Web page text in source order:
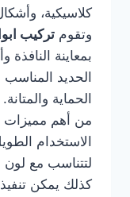
كلاسيكية،
وتقوم تركيب
بمعاينة
الحديد
الحماية والمتانة.
من أهم مميزات
الاستخدام
لتتناسب مع لون
كذلك يمكن تنفيذ